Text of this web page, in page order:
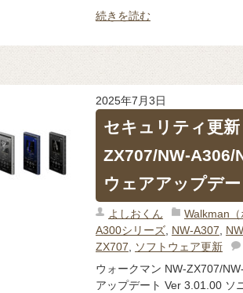
続きを読む
2025年7月3日
セキュリティ更
ZX707/NW-A306/
ウェアアップデ
よしおくん Walkman（
A300シリーズ, NW-A307,
ZX707, ソフトウェア更新
ウォークマン NW-ZX707/
アップデート Ver 3.01.00 ソ